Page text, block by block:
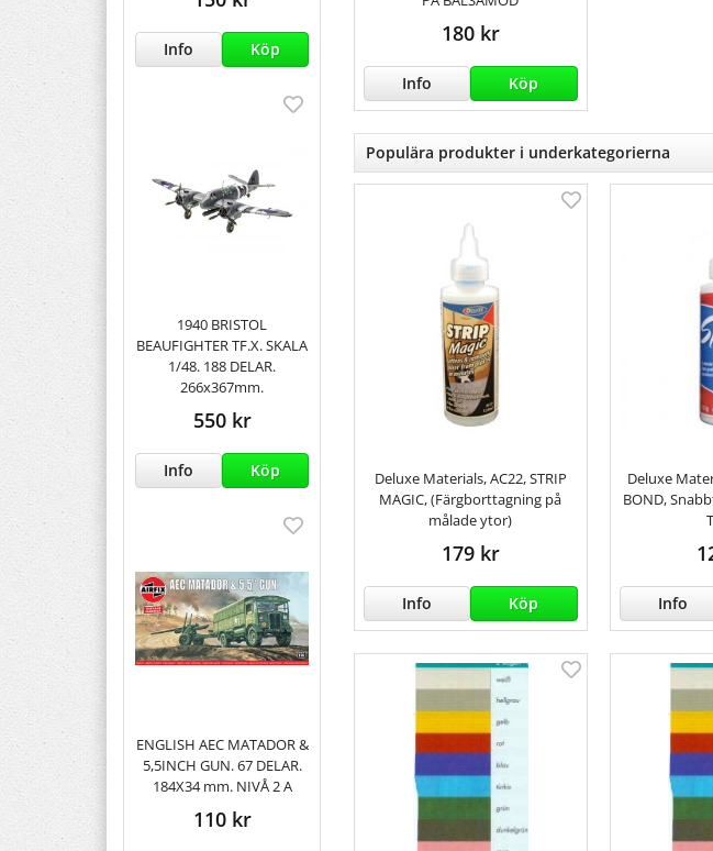
Info Köp
1940 BRISTOL
BEAUFIGHTER TF.X. SKALA
1/48. 188 DELAR.
266x367mm.
550 kr
Info Köp
ENGLISH AEC MATADOR &
5,5INCH GUN. 67 DELAR.
184X34 mm. NIVÅ 2 A
110 kr
180 kr
Info Köp
Populära produkter i underkategorierna
Deluxe Materials, AC22, STRIP
MAGIC, (Färgborttagning på
målade ytor)
179 kr
Info Köp
Deluxe
BOND,
Info